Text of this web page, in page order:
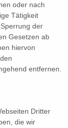
oder nach
Tätigkeit
der
Gesetzen ab
hiervon
entfernen.
Dritter
die wir